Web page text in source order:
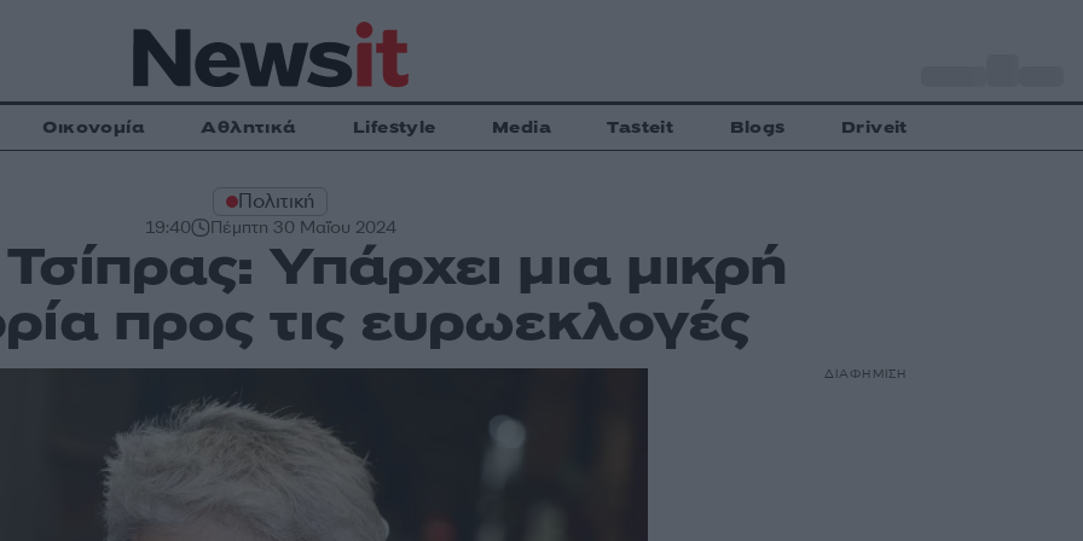
Οικονομία Αθλητικά Lifestyle Media Tasteit Blogs Driveit
Πολιτική
19:40 Πέμπτη 30 Μαΐου 2024
Υπάρχει μια μικρή
προς τις ευρωεκλογές
ΔΙΑΦΗΜΙΣΗ